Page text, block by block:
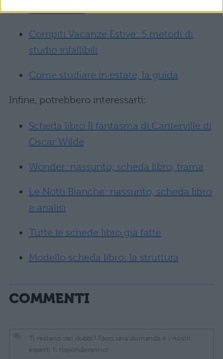
schede libro
Compiti Vacanze Estive: 5 metodi di
studio infallibili
Come studiare in estate, la guida
Infine, potrebbero interessarti:
Scheda libro Il fantasma di Canterville di
Oscar Wilde
Wonder: riassunto, scheda libro, trama
Le Notti Bianche: riassunto, scheda libro
e analisi
Tutte le schede libro già fatte
Modello scheda libro: la struttura
COMMENTI